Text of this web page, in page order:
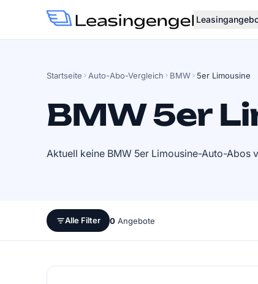
Startseite Auto-Abo-Vergleich BMW 5er Limousine
BMW 5er
Aktuell keine BMW 5er Limousine-Auto-Abos
Alle Filter 0 Angebote